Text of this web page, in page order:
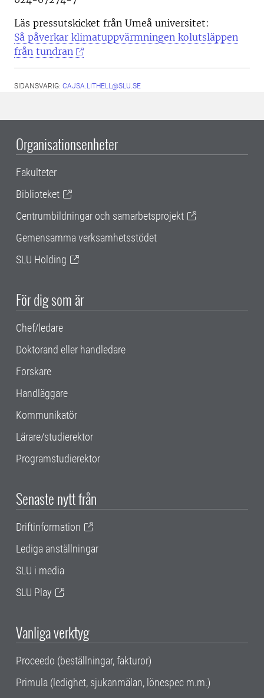
Läs pressutskicket från Umeå universitet:
Så påverkar klimatuppvärmningen kolutsläppen
från tundran
SIDANSVARIG: CAJSA.LITHELL@SLU.SE
Organisationsenheter
Fakulteter
Biblioteket
Centrumbildningar och samarbetsprojekt
Gemensamma verksamhetsstödet
SLU Holding
För dig som är
Chef/ledare
Doktorand eller handledare
Forskare
Handläggare
Kommunikatör
Lärare/studierektor
Programstudierektor
Senaste nytt från
Driftinformation
Lediga anställningar
SLU i media
SLU Play
Vanliga verktyg
Proceedo (beställningar, fakturor)
Primula (ledighet, sjukanmälan, lönespec m.m.)